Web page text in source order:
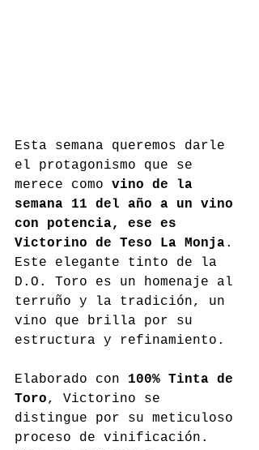
Esta semana queremos darle
el protagonismo que se
merece como vino de la
semana 11 del año a un vino
con potencia, ese es
Victorino de Teso La Monja.
Este elegante tinto de la
D.O. Toro es un homenaje al
terruño y la tradición, un
vino que brilla por su
estructura y refinamiento.
Elaborado con 100% Tinta de
Toro, Victorino se
distingue por su meticuloso
proceso de vinificación.